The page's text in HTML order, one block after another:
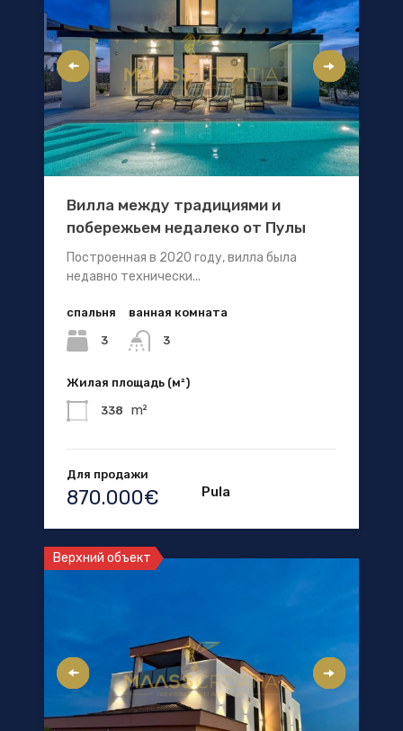
Вилла между традициями и
побережьем недалеко от Пулы
Построенная в 2020 году, вилла была
недавно технически...
спальня
3
ванная комната
3
Жилая площадь (м²)
338 m²
Для продажи
870.000€ Pula
Верхний объект